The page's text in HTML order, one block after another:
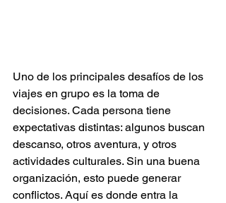
Uno de los principales desafíos de los
viajes en grupo es la toma de
decisiones. Cada persona tiene
expectativas distintas: algunos buscan
descanso, otros aventura, y otros
actividades culturales. Sin una buena
organización, esto puede generar
conflictos. Aquí es donde entra la